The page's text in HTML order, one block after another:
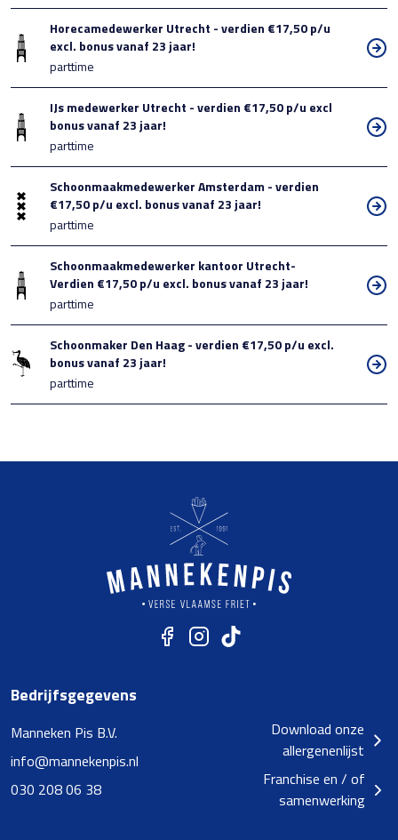
Horecamedewerker Utrecht - verdien €17,50 p/u
excl. bonus vanaf 23 jaar!
parttime
IJs medewerker Utrecht - verdien €17,50 p/u excl
bonus vanaf 23 jaar!
parttime
Schoonmaakmedewerker Amsterdam - verdien
€17,50 p/u excl. bonus vanaf 23 jaar!
parttime
Schoonmaakmedewerker kantoor Utrecht-
Verdien €17,50 p/u excl. bonus vanaf 23 jaar!
parttime
Schoonmaker Den Haag - verdien €17,50 p/u excl.
bonus vanaf 23 jaar!
parttime
Bedrijfsgegevens
Manneken Pis B.V.
info@mannekenpis.nl
030 208 06 38
Download onze
allergenenlijst
Franchise en / of
samenwerking